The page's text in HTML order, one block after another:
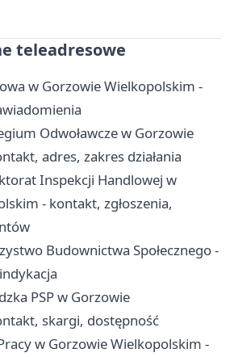
teleadresowe
w Gorzowie Wielkopolskim -
Odwoławcze w Gorzowie
adres, zakres działania
Inspekcji Handlowej w
- kontakt, zgłoszenia,
Budownictwa Społecznego -
PSP w Gorzowie
skargi, dostępność
w Gorzowie Wielkopolskim -